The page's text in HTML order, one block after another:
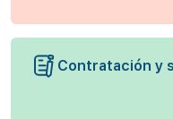
Contratación y